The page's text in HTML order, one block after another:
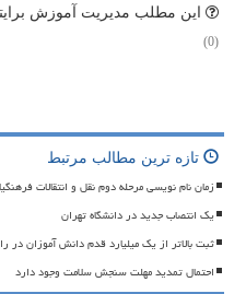
این مطلب مدیریت آموزش
(0)
تازه ترین مطالب مرتبط
زمان نام نویسی مرحله دوم نقل و انتقالات
یک انتصاب جدید در دانشگاه تهران
ثبت بالاتر از یک میلیارد قدم دانش آموزان در
احتمال تمدید مهلت سنجش سلامت وجود دارد